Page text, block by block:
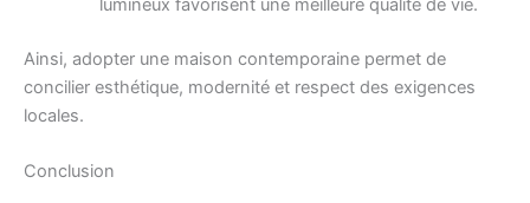
lumineux favorisent une meilleure qualité de vie.
Ainsi, adopter une maison contemporaine permet de
concilier esthétique, modernité et respect des exigences
locales.
Conclusion